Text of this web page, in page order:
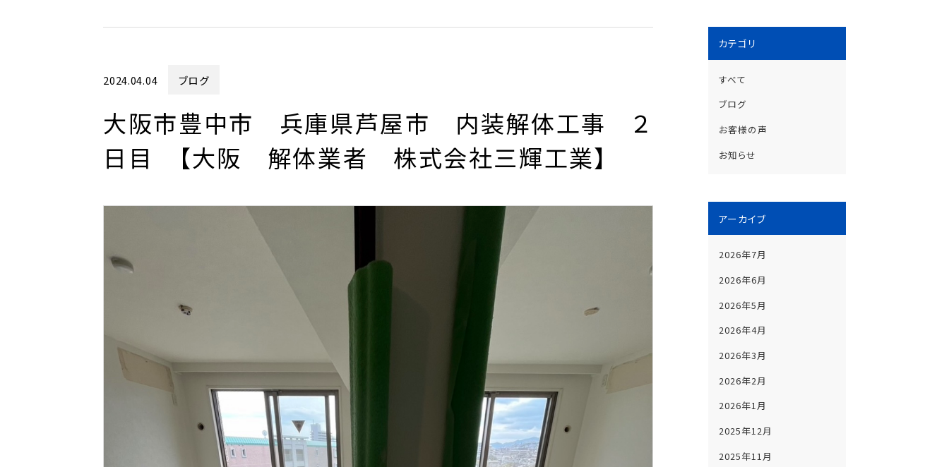
2024.04.04 ブログ
大阪市豊中市 兵庫県芦屋市 内装解体工事 ２
日目 【大阪 解体業者 株式会社三輝工業】
カテゴリ
すべて
ブログ
お客様の声
お知らせ
アーカイブ
2026年7月
2026年6月
2026年5月
2026年4月
2026年3月
2026年2月
2026年1月
2025年12月
2025年11月